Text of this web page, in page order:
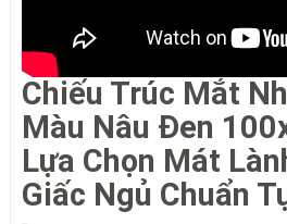
Chiếu Trúc Mắt
Màu Nâu Đen
Lựa Chọn Mát
Giấc Ngủ Chuẩn